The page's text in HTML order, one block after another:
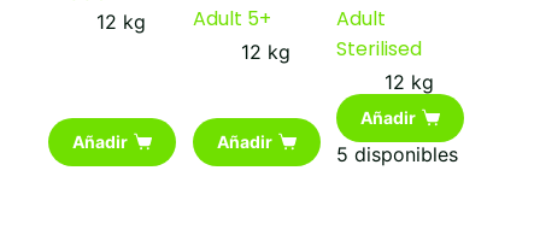
12 kg
Añadir
Adult 5+
12 kg
Añadir
Adult
Sterilised
12 kg
Añadir
5 disponibles